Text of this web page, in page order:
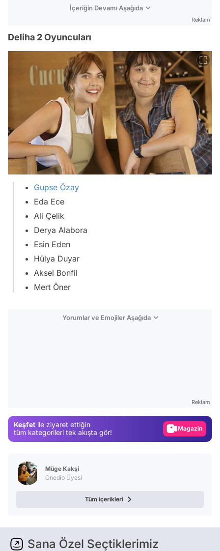
İçeriğin Devamı Aşağıda
Reklam
Deliha 2 Oyuncuları
Gupse Özay
Eda Ece
Ali Çelik
Derya Alabora
Esin Eden
Hülya Duyar
Aksel Bonfil
Mert Öner
Yorumlar ve Emojiler Aşağıda
Reklam
Keşfet ile ziyaret ettiğin
tüm kategorileri tek akışta gör!
Magazin
Müge Kakşi
Onedio Üyesi
Tüm içerikleri
Sana Özel Seçtiklerimiz